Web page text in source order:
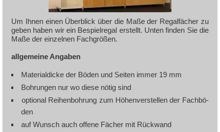
Um Ih­nen einen Über­blick über die Ma­ße der Re­gal­fä­cher zu
ge­ben ha­ben wir ein Be­spiel­re­gal er­stellt. Un­ten fin­den Sie die
Ma­ße der ein­zel­nen Fach­grö­ßen.
all­ge­mei­ne An­ga­ben
Ma­te­ri­al­di­cke der Bö­den und Sei­ten im­mer 19 mm
Boh­run­gen nur wo die­se nö­tig sind
op­tio­nal Rei­hen­boh­rung zum Hö­hen­ver­stel­len der Fach­bö­
den
auf Wunsch auch of­fe­ne Fä­cher mit Rück­wand